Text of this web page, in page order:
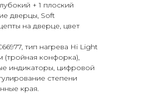
+ 1 плоский
дверцы, Soft
на дверце, цвет
тип нагрева Hi Light
(тройная конфорка),
индикаторы, цифровой
степени
края.